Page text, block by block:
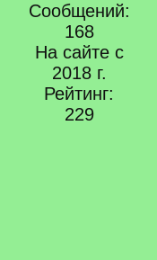
Сообщений:
168
На сайте с
2018 г.
Рейтинг:
229